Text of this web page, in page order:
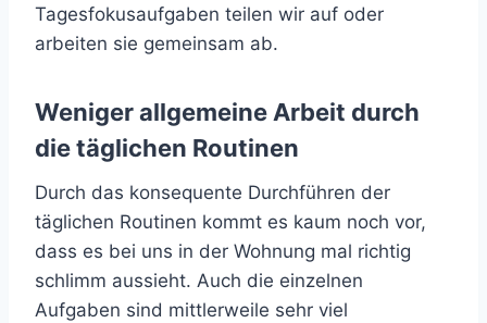
Tagesfokusaufgaben teilen wir auf oder
arbeiten sie gemeinsam ab.
Weniger allgemeine Arbeit durch
die täglichen Routinen
Durch das konsequente Durchführen der
täglichen Routinen kommt es kaum noch vor,
dass es bei uns in der Wohnung mal richtig
schlimm aussieht. Auch die einzelnen
Aufgaben sind mittlerweile sehr viel